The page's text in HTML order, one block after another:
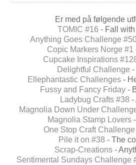
Er med på følgende
TOMIC #16 - Fall
Anything Goes Challenge
Copic Markers Norge #1
Cupcake Inspirations
Delightful Challenge -
Ellephantastic Challenges -
Fussy and Fancy Friday -
Ladybug Crafts #38 -
Magnolia Down Under
Magnolia Stamp Lovers-
One Stop Craft
Pile it on #38 - The
Scrap-Creations -
Sentimental Sundays Challenge